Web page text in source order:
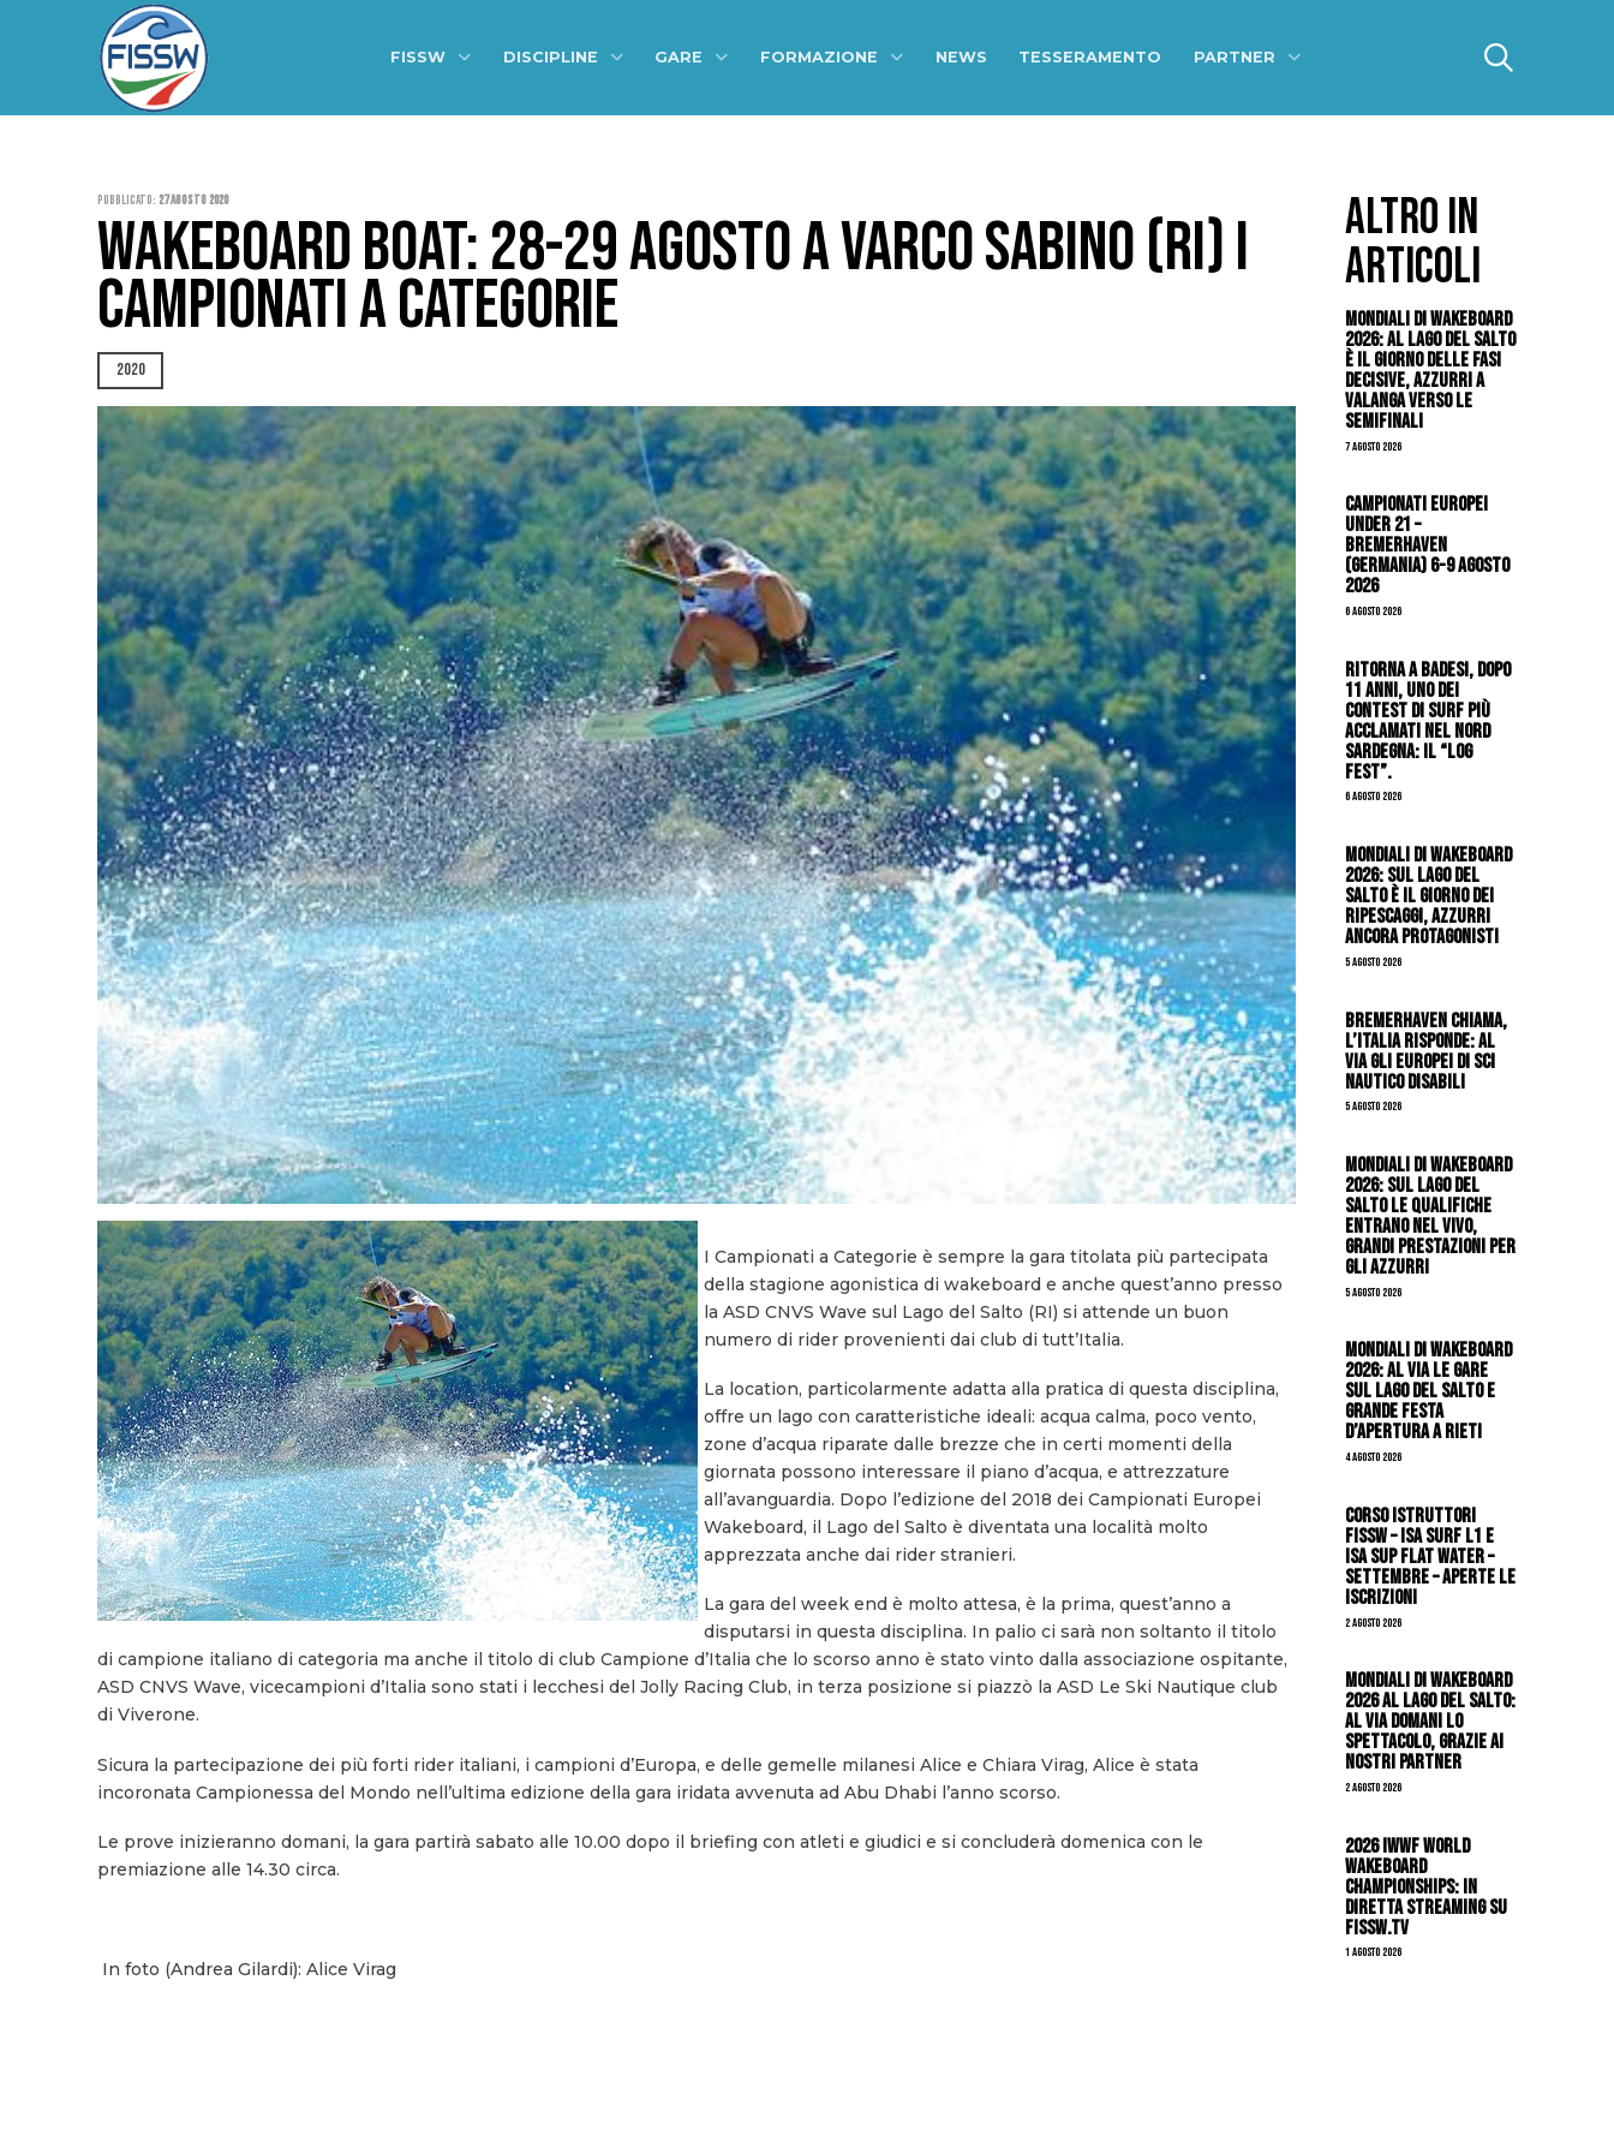
FISSW DISCIPLINE GARE FORMAZIONE NEWS TESSERAMENTO PARTNER
Pubblicato: 27 Agosto 2020
WAKEBOARD BOAT: 28-29 AGOSTO A VARCO SABINO (RI) I
CAMPIONATI A CATEGORIE
2020
I Campionati a Categorie è sempre la gara titolata più partecipata
della stagione agonistica di wakeboard e anche quest’anno presso
la ASD CNVS Wave sul Lago del Salto (RI) si attende un buon
numero di rider provenienti dai club di tutt’Italia.
La location, particolarmente adatta alla pratica di questa disciplina,
offre un lago con caratteristiche ideali: acqua calma, poco vento,
zone d’acqua riparate dalle brezze che in certi momenti della
giornata possono interessare il piano d’acqua, e attrezzature
all’avanguardia. Dopo l’edizione del 2018 dei Campionati Europei
Wakeboard, il Lago del Salto è diventata una località molto
apprezzata anche dai rider stranieri.
La gara del week end è molto attesa, è la prima, quest’anno a
disputarsi in questa disciplina. In palio ci sarà non soltanto il titolo
di campione italiano di categoria ma anche il titolo di club Campione d’Italia che lo scorso anno è stato vinto dalla associazione ospitante,
ASD CNVS Wave, vicecampioni d’Italia sono stati i lecchesi del Jolly Racing Club, in terza posizione si piazzò la ASD Le Ski Nautique club
di Viverone.
Sicura la partecipazione dei più forti rider italiani, i campioni d’Europa, e delle gemelle milanesi Alice e Chiara Virag, Alice è stata
incoronata Campionessa del Mondo nell’ultima edizione della gara iridata avvenuta ad Abu Dhabi l’anno scorso.
Le prove inizieranno domani, la gara partirà sabato alle 10.00 dopo il briefing con atleti e giudici e si concluderà domenica con le
premiazione alle 14.30 circa.
In foto (Andrea Gilardi): Alice Virag
ALTRO IN
ARTICOLI
Mondiali di Wakeboard
2026: al Lago del Salto
è il giorno delle fasi
decisive, azzurri a
valanga verso le
semifinali
7 Agosto 2026
Campionati Europei
Under 21 –
Bremerhaven
(Germania) 6-9 agosto
2026
6 Agosto 2026
Ritorna a Badesi, dopo
11 anni, uno dei
contest di surf più
acclamati nel nord
Sardegna: il “Log
Fest”.
6 Agosto 2026
Mondiali di Wakeboard
2026: sul Lago del
Salto è il giorno dei
ripescaggi, azzurri
ancora protagonisti
5 Agosto 2026
Bremerhaven chiama,
l’Italia risponde: al
via gli Europei di Sci
Nautico Disabili
5 Agosto 2026
Mondiali di Wakeboard
2026: sul Lago del
Salto le qualifiche
entrano nel vivo,
grandi prestazioni per
gli azzurri
5 Agosto 2026
Mondiali di Wakeboard
2026: al via le gare
sul Lago del Salto e
grande festa
d’apertura a Rieti
4 Agosto 2026
CORSO ISTRUTTORI
FISSW – ISA SURF L1 e
ISA SUP Flat Water –
SETTEMBRE – APERTE LE
ISCRIZIONI
2 Agosto 2026
Mondiali di Wakeboard
2026 al Lago del Salto:
al via domani lo
spettacolo, grazie ai
nostri Partner
2 Agosto 2026
2026 IWWF WORLD
WAKEBOARD
CHAMPIONSHIPS: IN
DIRETTA STREAMING SU
FISSW.TV
1 Agosto 2026